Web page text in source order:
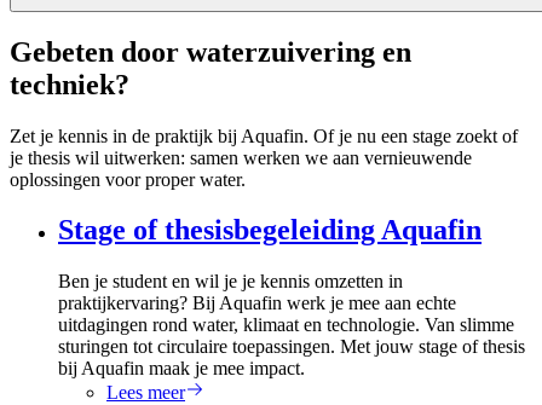
Gebeten door waterzuivering en
techniek?
Zet je kennis in de praktijk bij Aquafin. Of je nu een stage zoekt of
je thesis wil uitwerken: samen werken we aan vernieuwende
oplossingen voor proper water.
Stage of thesisbegeleiding Aquafin
Ben je student en wil je je kennis omzetten in
praktijkervaring? Bij Aquafin werk je mee aan echte
uitdagingen rond water, klimaat en technologie. Van slimme
sturingen tot circulaire toepassingen. Met jouw stage of thesis
bij Aquafin maak je mee impact.
Lees meer